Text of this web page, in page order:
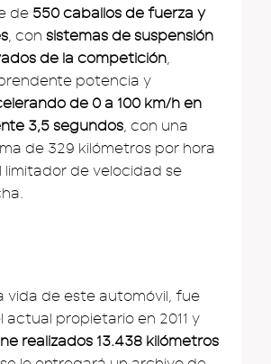
de 550 caballos de fuerza y
, con sistemas de suspensión
de la competición,
potencia y
de 0 a 100 km/h en
3,5 segundos, con una
de 329 kilómetros por hora
limitador de velocidad se
vida de este automóvil, fue
actual propietario en 2011 y
realizados 13.438 kilómetros